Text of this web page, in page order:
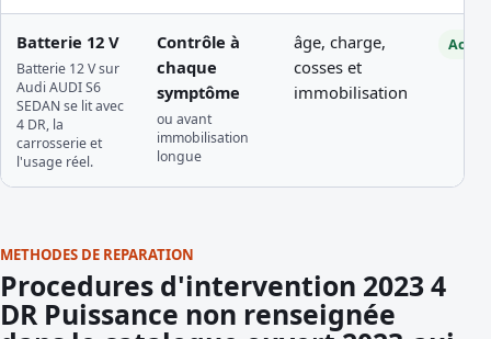
Batterie 12 V
Batterie 12 V sur
Audi AUDI S6
SEDAN se lit avec
4 DR, la
carrosserie et
l'usage réel.
Contrôle à
chaque
symptôme
ou avant
immobilisation
longue
âge, charge,
cosses et
immobilisation
METHODES DE REPARATION
Procedures d'intervention 2023 4
DR Puissance non renseignée